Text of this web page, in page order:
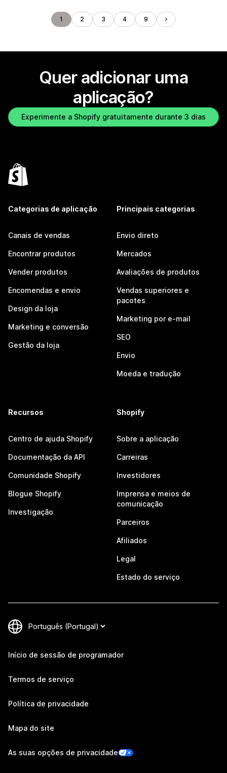
1 2 3 4 9
Quer adicionar uma
aplicação?
Experimente a Shopify gratuitamente durante 3 dias
Categorias de aplicação
Canais de vendas
Encontrar produtos
Vender produtos
Encomendas e envio
Design da loja
Marketing e conversão
Gestão da loja
Principais categorias
Envio direto
Mercados
Avaliações de produtos
Vendas superiores e
pacotes
Marketing por e-mail
SEO
Envio
Moeda e tradução
Recursos
Centro de ajuda Shopify
Documentação da API
Comunidade Shopify
Blogue Shopify
Investigação
Shopify
Sobre a aplicação
Carreiras
Investidores
Imprensa e meios de
comunicação
Parceiros
Afiliados
Legal
Estado do serviço
Início de sessão de programador
Termos de serviço
Política de privacidade
Mapa do site
As suas opções de privacidade